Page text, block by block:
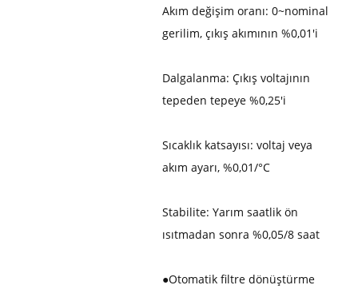
Akım değişim oranı: 0~nominal
gerilim, çıkış akımının %0,01'i
Dalgalanma: Çıkış voltajının
tepeden tepeye %0,25'i
Sıcaklık katsayısı: voltaj veya
akım ayarı, %0,01/°C
Stabilite: Yarım saatlik ön
ısıtmadan sonra %0,05/8 saat
●Otomatik filtre dönüştürme